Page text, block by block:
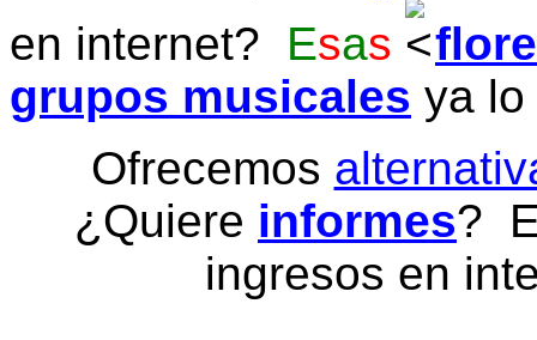
en internet? Esas
grupos musicales ya
Ofrecemos
¿Quiere informes?
ingresos en